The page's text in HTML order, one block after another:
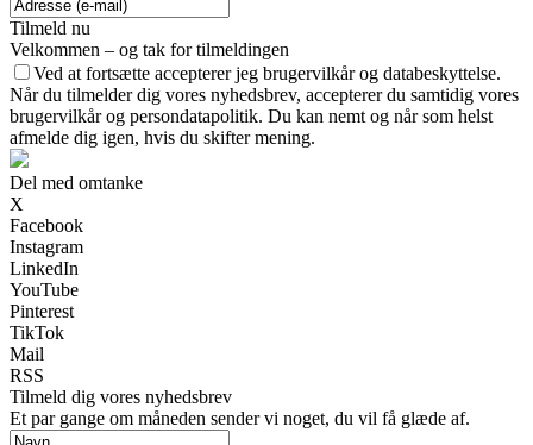
Tilmeld nu
Velkommen – og tak for tilmeldingen
Ved at fortsætte accepterer jeg brugervilkår og databeskyttelse.
Når du tilmelder dig vores nyhedsbrev, accepterer du samtidig vores
brugervilkår og persondatapolitik. Du kan nemt og når som helst
afmelde dig igen, hvis du skifter mening.
Del med omtanke
X
Facebook
Instagram
LinkedIn
YouTube
Pinterest
TikTok
Mail
RSS
Tilmeld dig vores nyhedsbrev
Et par gange om måneden sender vi noget, du vil få glæde af.